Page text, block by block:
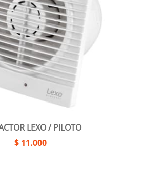
LEXO / PILOTO
$ 11.000